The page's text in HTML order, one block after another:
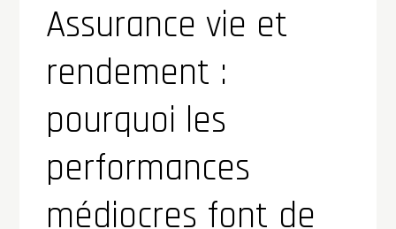
Assurance vie et
rendement :
pourquoi les
performances
médiocres font de